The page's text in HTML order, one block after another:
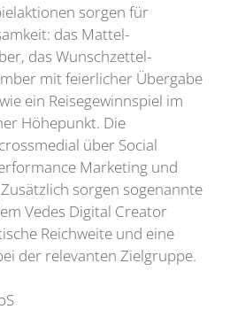
sorgen für
das Mattel-
das Wunschzettel-
mit feierlicher Übergabe
ein Reisegewinnspiel im
Höhepunkt. Die
über Social
Marketing und
sorgen sogenannte
Vedes Digital Creator
Reichweite und eine
der relevanten Zielgruppe.